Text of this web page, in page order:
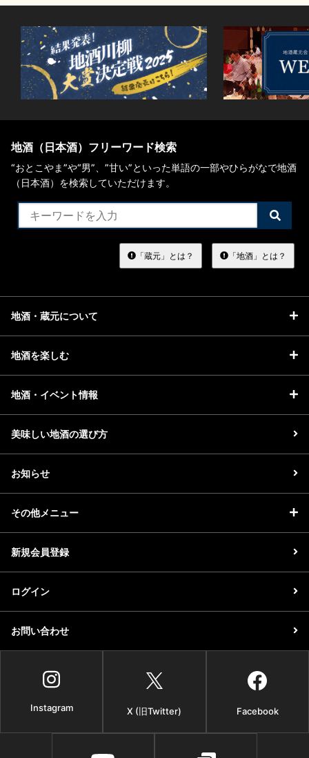
地酒（日本酒）フリーワード検索
“おとこやま”や“男”、”甘い”といった単語の一部やひらがなで地酒
（日本酒）を検索していただけます。
検
索
る
「蔵元」とは？ 「地酒」とは？
地酒・蔵元について
地酒を楽しむ
地酒・イベント情報
美味しい地酒の選び方
お知らせ
その他メニュー
新規会員登録
ログイン
お問い合わせ
Instagram X (旧Twitter) Facebook